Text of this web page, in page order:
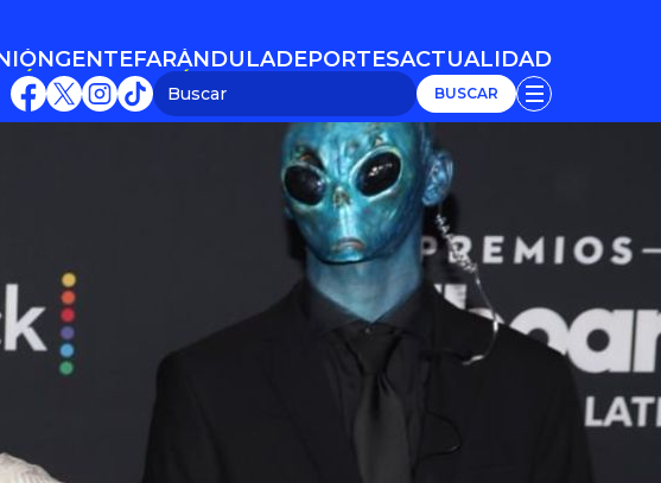
GENTE
GENTE
FARÁNDULA
FARÁNDULA
DEPORTESACTUALIDAD
ACTUALIDAD